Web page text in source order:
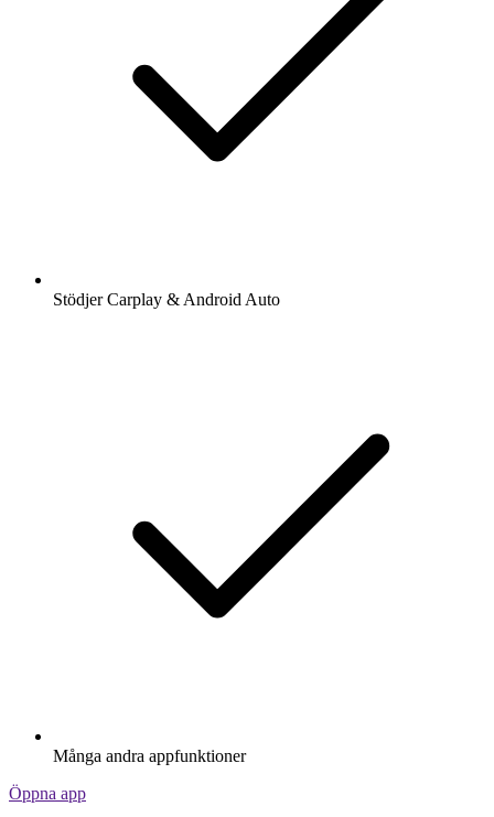
Stödjer Carplay & Android Auto
Många andra appfunktioner
Öppna app